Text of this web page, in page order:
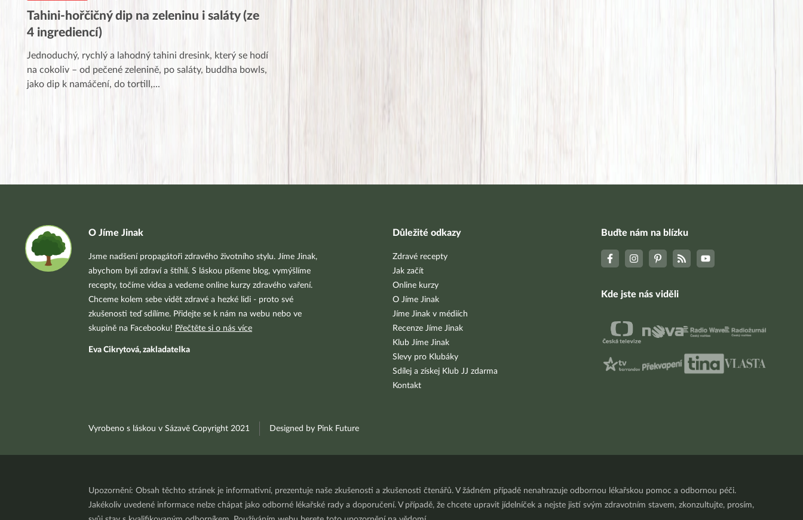
Tahini-hořčičný dip na zeleninu i saláty (ze
4 ingrediencí)
Jednoduchý, rychlý a lahodný tahini dresink, který se hodí
na cokoliv – od pečené zelenině, po saláty, buddha bowls,
jako dip k namáčení, do tortill,...
O Jíme Jinak
Jsme nadšení propagátoři zdravého životního stylu. Jíme Jinak,
abychom byli zdraví a štíhlí. S láskou píšeme blog, vymýšlíme
recepty, točíme videa a vedeme online kurzy zdravého vaření.
Chceme kolem sebe vidět zdravé a hezké lidi - proto své
zkušenosti teď sdílíme. Přidejte se k nám na webu nebo ve
skupině na Facebooku! Přečtěte si o nás více
Eva Cikrytová, zakladatelka
Důležité odkazy
Zdravé recepty
Jak začít
Online kurzy
O Jíme Jinak
Jíme Jinak v médiích
Recenze Jíme Jinak
Klub Jíme Jinak
Slevy pro Klubáky
Sdílej a získej Klub JJ zdarma
Kontakt
Buďte nám na blízku
Kde jste nás viděli
Vyrobeno s láskou v Sázavě Copyright 2021 Designed by Pink Future
Upozornění: Obsah těchto stránek je informativní, prezentuje naše zkušenosti a zkušenosti čtenářů. V žádném případě nenahrazuje odbornou lékařskou pomoc a odbornou péči.
Jakékoliv uvedené informace nelze chápat jako odborné lékařské rady a doporučení. V případě, že chcete upravit jídelníček a nejste jistí svým zdravotním stavem, zkonzultujte, prosím,